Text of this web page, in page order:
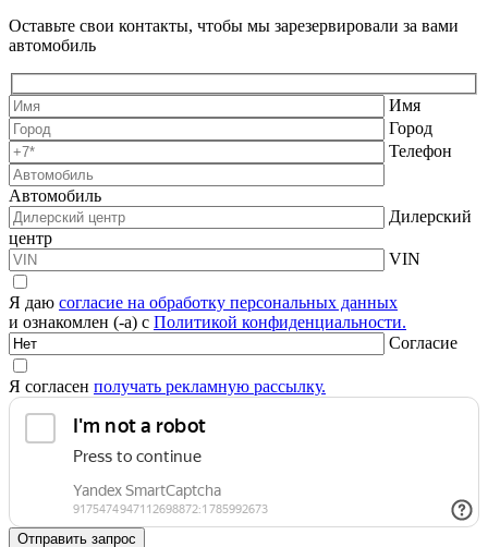
Оставьте свои контакты, чтобы мы зарезервировали за вами
автомобиль
Имя
Город
Телефон
Автомобиль
Дилерский
центр
VIN
Я даю согласие на обработку персональных данных
и ознакомлен (-а) с Политикой конфиденциальности.
Согласие
Я согласен получать рекламную рассылку.